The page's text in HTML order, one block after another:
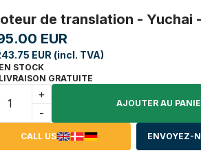
de translation - Yuchai
EUR
EUR (incl. TVA)
EN STOCK
LIVRAISON GRATUITE
+
-
AJOUTER AU
CALL US ENVOYEZ-